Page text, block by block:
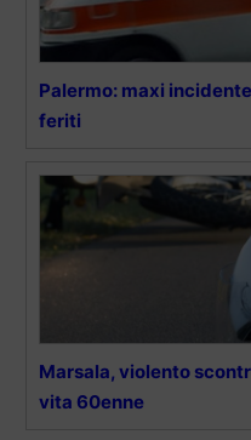
Palermo: maxi
feriti
Marsala, violento
vita 60enne